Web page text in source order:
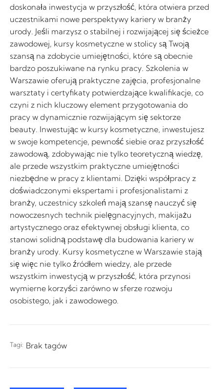
doskonała inwestycja w przyszłość, która otwiera przed
uczestnikami nowe perspektywy kariery w branży
urody. Jeśli marzysz o stabilnej i rozwijającej się ścieżce
zawodowej, kursy kosmetyczne w stolicy są Twoją
szansą na zdobycie umiejętności, które są obecnie
bardzo poszukiwane na rynku pracy. Szkolenia w
Warszawie oferują praktyczne zajęcia, profesjonalne
warsztaty i certyfikaty potwierdzające kwalifikacje, co
czyni z nich kluczowy element przygotowania do
pracy w dynamicznie rozwijającym się sektorze
beauty. Inwestując w kursy kosmetyczne, inwestujesz
w swoje kompetencje, pewność siebie oraz przyszłość
zawodową, zdobywając nie tylko teoretyczną wiedzę,
ale przede wszystkim praktyczne umiejętności
niezbędne w pracy z klientami. Dzięki współpracy z
doświadczonymi ekspertami i profesjonalistami z
branży, uczestnicy szkoleń mają szansę nauczyć się
nowoczesnych technik pielęgnacyjnych, makijażu
artystycznego oraz efektywnej obsługi klienta, co
stanowi solidną podstawę dla budowania kariery w
branży urody. Kursy kosmetyczne w Warszawie stają
się więc nie tylko źródłem wiedzy, ale przede
wszystkim inwestycją w przyszłość, która przynosi
wymierne korzyści zarówno w sferze rozwoju
osobistego, jak i zawodowego.
Tagi: Brak tagów